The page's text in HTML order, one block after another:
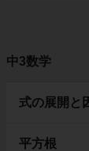
中3数学
式の展開と
平方根